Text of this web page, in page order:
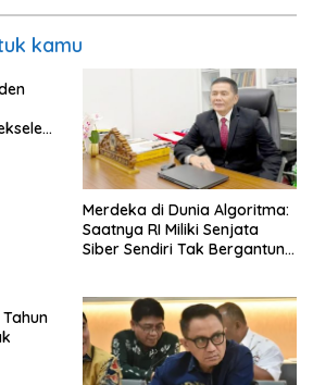
kamu
Merdeka di Dunia Algoritma:
Saatnya RI Miliki Senjata
Siber Sendiri Tak Bergantung